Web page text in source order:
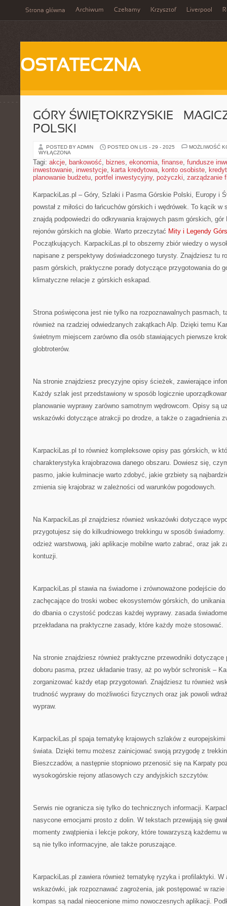
Strona główna Archiwum Czekamy Krzysztof Liverpool
OSTATECZNA
GÓRY ŚWIĘTOKRZYSKIE –
POLSKI
POSTED BY ADMIN POSTED ON LIS - 29 - 2025
MOŻLIWOŚĆ
WYŁĄCZONA
Tagi: akcje, bankowość, biznes, ekonomia, finanse, fundusze
inwestowanie, inwestycje, karta kredytowa, konto osobiste,
planowanie budżetu, portfel inwestycyjny, pożyczki, zarządzanie
KarpackiLas.pl – Góry, Szlaki i Pasma Górskie Polski, Europy i
powstał z miłości do łańcuchów górskich i wędrówek. To kącik
znajdą podpowiedzi do odkrywania krajowych pasm górskich,
rejonów górskich na globie. Warto przeczytać Mity i Legendy
Początkujących. KarpackiLas.pl to obszerny zbiór wiedzy o
napisane z perspektywy doświadczonego turysty. Znajdziesz tu
pasm górskich, praktyczne porady dotyczące przygotowania do
klimatyczne relacje z górskich eskapad.
Strona poświęcona jest nie tylko na rozpoznawalnych pasmach,
również na rzadziej odwiedzanych zakątkach Alp. Dzięki temu
świetnym miejscem zarówno dla osób stawiających pierwsze
globtroterów.
Na stronie znajdziesz precyzyjne opisy ścieżek, zawierające
Każdy szlak jest przedstawiony w sposób logicznie
planowanie wyprawy zarówno samotnym wędrowcom. Opisy są
wskazówki dotyczące atrakcji po drodze, a także o zagadnienia
KarpackiLas.pl to również kompleksowe opisy pas górskich, w
charakterystyka krajobrazowa danego obszaru. Dowiesz się,
pasmo, jakie kulminacje warto zdobyć, jakie grzbiety są
zmienia się krajobraz w zależności od warunków pogodowych.
Na KarpackiLas.pl znajdziesz również wskazówki dotyczące
przygotujesz się do kilkudniowego trekkingu w sposób
odzież warstwową, jaki aplikacje mobilne warto zabrać, oraz jak
kontuzji.
KarpackiLas.pl stawia na świadome i zrównoważone podejście
zachęcające do troski wobec ekosystemów górskich, do
do dbania o czystość podczas każdej wyprawy. zasada
przekładana na praktyczne zasady, które każdy może stosować.
Na stronie znajdziesz również praktyczne przewodniki dotyczące
doboru pasma, przez układanie trasy, aż po wybór schronisk –
zorganizować każdy etap przygotowań. Znajdziesz tu również
trudność wyprawy do możliwości fizycznych oraz jak powoli
wypraw.
KarpackiLas.pl spaja tematykę krajowych szlaków z
świata. Dzięki temu możesz zainicjować swoją przygodę z
Bieszczadów, a następnie stopniowo przenosić się na Karpaty
wysokogórskie rejony atlasowych czy andyjskich szczytów.
Serwis nie ogranicza się tylko do technicznych informacji.
nasycone emocjami prosto z dolin. W tekstach przewijają się
momenty zwątpienia i lekcje pokory, które towarzyszą każdemu
są nie tylko informacyjne, ale także poruszające.
KarpackiLas.pl zawiera również tematykę ryzyka i profilaktyki. W
wskazówki, jak rozpoznawać zagrożenia, jak postępować w
kompas są nadal nieocenione mimo nowoczesnych aplikacji.